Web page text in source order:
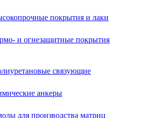
покрытия и лаки
и огнезащитные покрытия
связующие
анкеры
для производства матриц